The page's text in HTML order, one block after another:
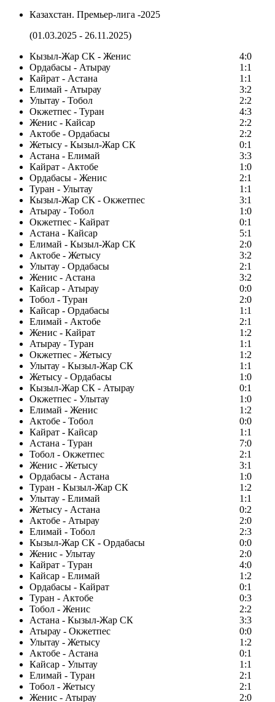
Казахстан. Премьер-лига -2025
(01.03.2025 - 26.11.2025)
Кызыл-Жар СК - Женис
4:0
Ордабасы - Атырау
1:1
Кайрат - Астана
1:1
Елимай - Атырау
3:2
Улытау - Тобол
2:2
Окжетпес - Туран
4:3
Женис - Кайсар
2:2
Актобе - Ордабасы
2:2
Жетысу - Кызыл-Жар СК
0:1
Астана - Елимай
3:3
Кайрат - Актобе
1:0
Ордабасы - Женис
2:1
Туран - Улытау
1:1
Кызыл-Жар СК - Окжетпес
3:1
Атырау - Тобол
1:0
Окжетпес - Кайрат
0:1
Астана - Кайсар
5:1
Елимай - Кызыл-Жар СК
2:0
Актобе - Жетысу
3:2
Улытау - Ордабасы
2:1
Женис - Астана
3:2
Кайсар - Атырау
0:0
Тобол - Туран
2:0
Кайсар - Ордабасы
1:1
Елимай - Актобе
2:1
Женис - Кайрат
1:2
Атырау - Туран
1:1
Окжетпес - Жетысу
1:2
Улытау - Кызыл-Жар СК
1:1
Жетысу - Ордабасы
1:0
Кызыл-Жар СК - Атырау
0:1
Окжетпес - Улытау
1:0
Елимай - Женис
1:2
Актобе - Тобол
0:0
Кайрат - Кайсар
1:1
Астана - Туран
7:0
Тобол - Окжетпес
2:1
Женис - Жетысу
3:1
Ордабасы - Астана
1:0
Туран - Кызыл-Жар СК
1:2
Улытау - Елимай
1:1
Жетысу - Астана
0:2
Актобе - Атырау
2:0
Елимай - Тобол
2:3
Кызыл-Жар СК - Ордабасы
0:0
Женис - Улытау
2:0
Кайрат - Туран
4:0
Кайсар - Елимай
1:2
Ордабасы - Кайрат
0:1
Туран - Актобе
0:3
Тобол - Женис
2:2
Астана - Кызыл-Жар СК
3:3
Атырау - Окжетпес
0:0
Улытау - Жетысу
1:2
Актобе - Астана
0:1
Кайсар - Улытау
1:1
Елимай - Туран
2:1
Тобол - Жетысу
2:1
Женис - Атырау
2:0